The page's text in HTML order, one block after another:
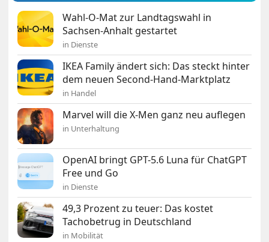
Wahl-O-Mat zur Landtagswahl in
Sachsen-Anhalt gestartet
in Dienste
IKEA Family ändert sich: Das steckt hinter
dem neuen Second-Hand-Marktplatz
in Handel
Marvel will die X-Men ganz neu auflegen
in Unterhaltung
OpenAI bringt GPT-5.6 Luna für ChatGPT
Free und Go
in Dienste
49,3 Prozent zu teuer: Das kostet
Tachobetrug in Deutschland
in Mobilität